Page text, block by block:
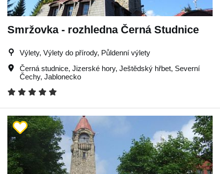
Smržovka - rozhledna Černá Studnice
Výlety, Výlety do přírody, Půldenní výlety
Černá studnice, Jizerské hory, Ještědský hřbet, Severní
Čechy, Jablonecko